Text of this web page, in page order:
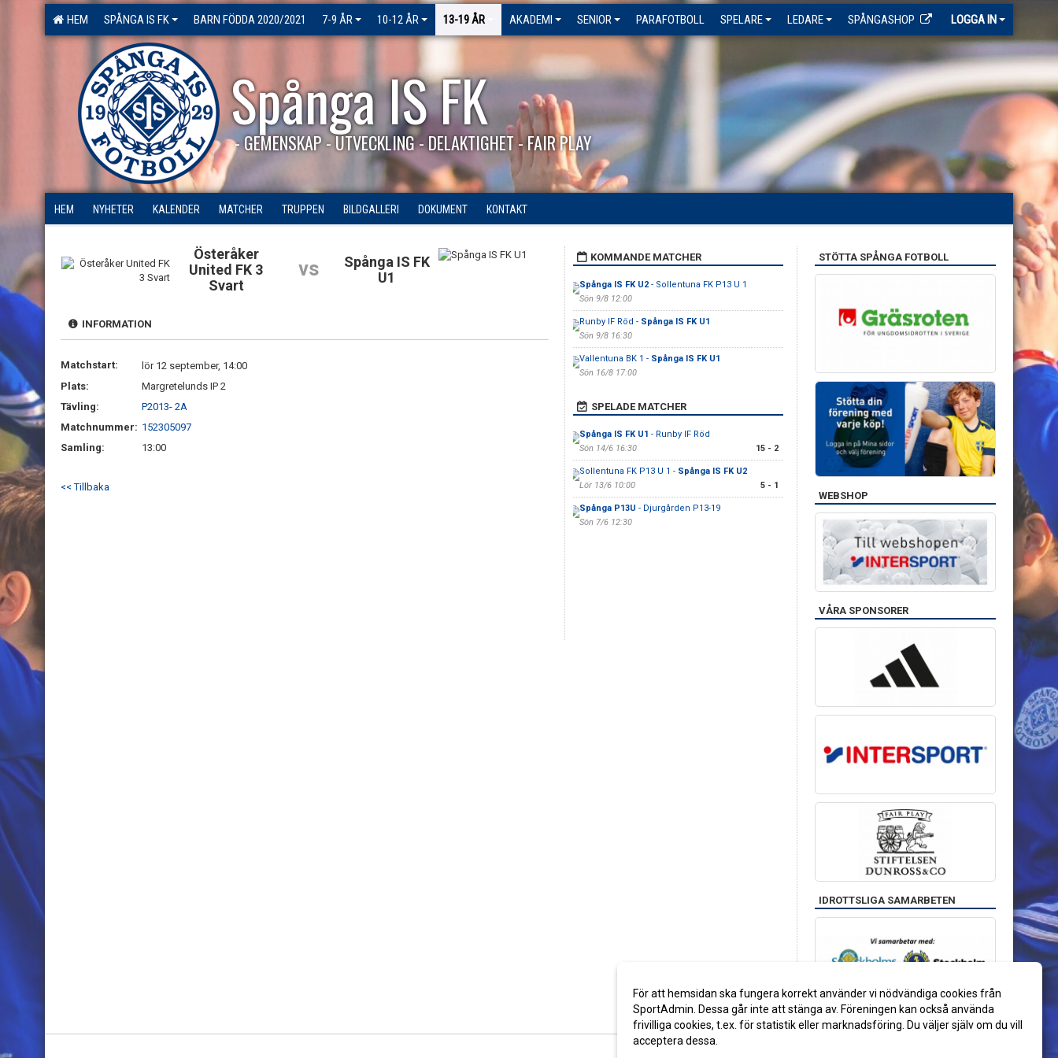
HEM SPÅNGA IS FK BARN FÖDDA 2020/2021 7-9 ÅR 10-12 ÅR 13-19 ÅR AKADEMI SENIOR PARAFOTBOLL SPELARE LEDARE SPÅNGASHOP LOGGA IN
Spånga IS FK
- GEMENSKAP - UTVECKLING - DELAKTIGHET - FAIR PLAY
HEM NYHETER KALENDER MATCHER TRUPPEN BILDGALLERI DOKUMENT KONTAKT
Österåker
United FK 3
Svart
vs
Spånga IS FK
U1
INFORMATION
Matchstart:
lör 12 september, 14:00
Plats:
Margretelunds IP 2
Tävling:
P2013- 2A
Matchnummer: 152305097
Samling:
13:00
<< Tillbaka
KOMMANDE MATCHER
Spånga IS FK U2- Sollentuna FK P13 U 1
Sön 9/8 12:00
Runby IF Röd - Spånga IS FK U1
Sön 9/8 16:30
Vallentuna BK 1 - Spånga IS FK U1
Sön 16/8 17:00
SPELADE MATCHER
Spånga IS FK U1 - Runby IF Röd
Sön 14/6 16:30
15 - 2
Sollentuna FK P13 U 1 - Spånga IS FK U2
Lör 13/6 10:00
5 - 1
Spånga P13U - Djurgården P13-19
Sön 7/6 12:30
STÖTTA SPÅNGA FOTBOLL
WEBSHOP
VÅRA SPONSORER
IDROTTSLIGA SAMARBETEN
För att hemsidan ska fungera korrekt använder vi nödvändiga cookies från
SportAdmin. Dessa går inte att stänga av. Föreningen kan också använda
frivilliga cookies, t.ex. för statistik eller marknadsföring. Du väljer själv om du vill
acceptera dessa.